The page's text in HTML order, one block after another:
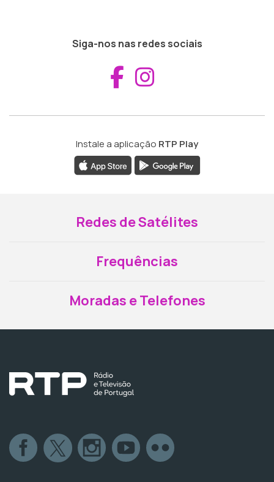
Siga-nos nas redes sociais
Aceder ao
Instale a aplicação RTP Play
Redes de Satélites
Frequências
Moradas e Telefones